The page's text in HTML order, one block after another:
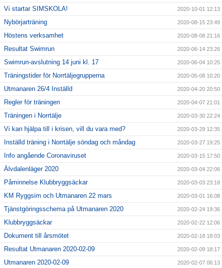
Vi startar SIMSKOLA! 2020-10-01 12:13
Nybörjarträning 2020-08-15 23:49
Höstens verksamhet 2020-08-08 21:16
Resultat Swimrun 2020-06-14 23:26
Swimrun-avslutning 14 juni kl. 17 2020-06-04 10:25
Träningstider för Norrtäljegrupperna 2020-05-08 10:20
Utmanaren 26/4 Inställd 2020-04-20 20:50
Regler för träningen 2020-04-07 21:01
Träningen i Norrtälje 2020-03-30 22:24
Vi kan hjälpa till i krisen, vill du vara med? 2020-03-29 12:35
Inställd träning i Norrtälje söndag och måndag 2020-03-27 19:25
Info angående Coronaviruset 2020-03-15 17:50
Älvdalenläger 2020 2020-03-04 22:06
Påminnelse Klubbryggsäckar 2020-03-03 23:18
KM Ryggsim och Utmanaren 22 mars 2020-03-01 16:08
Tjänstgöringsschema på Utmanaren 2020 2020-02-24 19:36
Klubbryggsäckar 2020-02-22 12:06
Dokument till årsmötet 2020-02-18 18:03
Resultat Utmanaren 2020-02-09 2020-02-09 18:17
Utmanaren 2020-02-09 2020-02-07 06:13